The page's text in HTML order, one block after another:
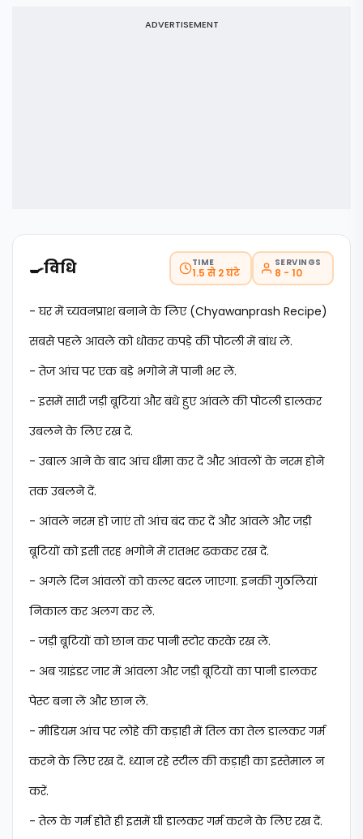
🍳विधि TIME
1.5 से 2 घंटे
SERVINGS
8 - 10
- घर में च्यवनप्राश बनाने के लिए (Chyawanprash Recipe)
सबसे पहले आवले को धोकर कपड़े की पोटली में बांध लें.
- तेज आंच पर एक बड़े भगोने में पानी भर लें.
- इसमें सारी जड़ी बूटियां और बंधे हुए आंवले की पोटली डालकर
उबलने के लिए रख दें.
- उबाल आने के बाद आंच धीमा कर दें और आंवलों के नरम होने
तक उबलने दें.
- आंवले नरम हो जाएं तो आंच बंद कर दें और आंवले और जड़ी
बूटियों को इसी तरह भगोने में रातभर ढककर रख दें.
- अगले दिन आंवलों को कलर बदल जाएगा. इनकी गुठलियां
निकाल कर अलग कर लें.
- जड़ी बूटियों को छान कर पानी स्टोर करके रख लें.
- अब ग्राइंडर जार में आंवला और जड़ी बूटियों का पानी डालकर
पेस्ट बना लें और छान लें.
- मीडियम आंच पर लोहे की कड़ाही में तिल का तेल डालकर गर्म
करने के लिए रख दें. ध्यान रहे स्टील की कड़ाही का इस्तेमाल न
करें.
- तेल के गर्म होते ही इसमें घी डालकर गर्म करने के लिए रख दें.
ADVERTISEMENT